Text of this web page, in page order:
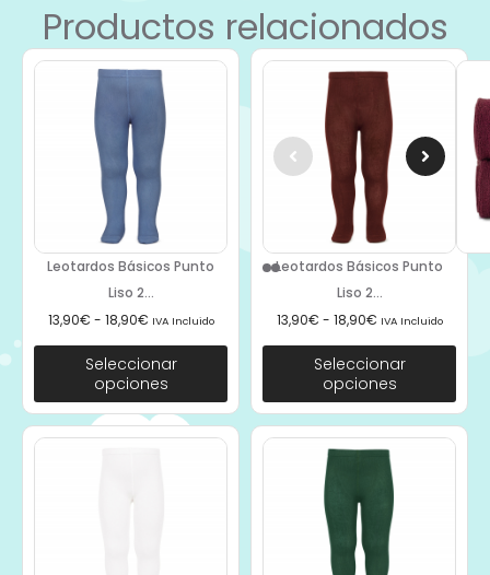
Productos relacionados
Leotardos Básicos Punto
Liso 2...
13,90€ - 18,90€ IVA Incluido
Seleccionar
opciones
Leotardos Básicos Punto
Liso 2...
13,90€ - 18,90€ IVA Incluido
Seleccionar
opciones